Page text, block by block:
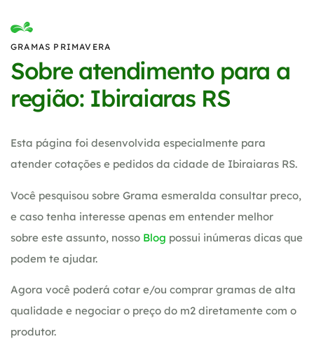
GRAMAS PRIMAVERA
Sobre atendimento para a
região: Ibiraiaras RS
Esta página foi desenvolvida especialmente para
atender cotações e pedidos da cidade de Ibiraiaras RS.
Você pesquisou sobre Grama esmeralda consultar preco,
e caso tenha interesse apenas em entender melhor
sobre este assunto, nosso Blog possui inúmeras dicas que
podem te ajudar.
Agora você poderá cotar e/ou comprar gramas de alta
qualidade e negociar o preço do m2 diretamente com o
produtor.